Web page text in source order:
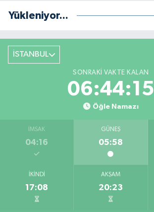
Yükleniyor...
İSTANBUL
SONRAKI VAKTE KALAN
06:44:14
Öğle Namazı
İMSAK
04:16
GÜNEŞ
05:58
İKINDI
17:08
AKŞAM
20:23